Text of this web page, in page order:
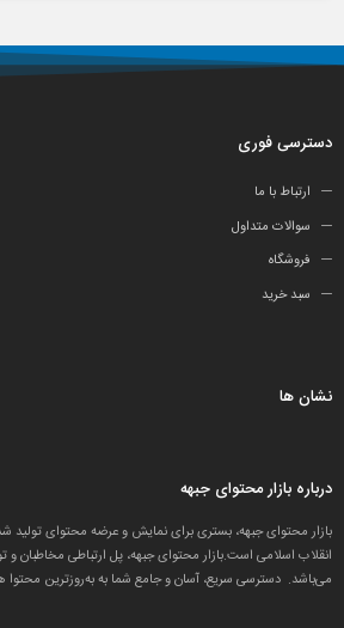
دسترسی فوری
ارتباط با ما
سوالات متداول
فروشگاه
سبد خرید
نشان ها
درباره بازار محتوای جبهه
بازار محتوای جبهه، بستری برای نمایش و عرضه محتوای تولید
انقلاب اسلامی است.بازار محتوای جبهه، پل ارتباطی مخاطبان
می‌باشد. دسترسی سریع، آسان و جامع شما به به‌روزترین